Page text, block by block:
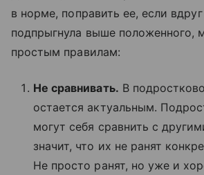
в норме, поправить ее, если
подпрыгнула выше положенного,
простым правилам:
Не сравнивать. В
остается актуальным.
могут себя сравнить с
значит, что их не ранят
Не просто ранят, но уже и